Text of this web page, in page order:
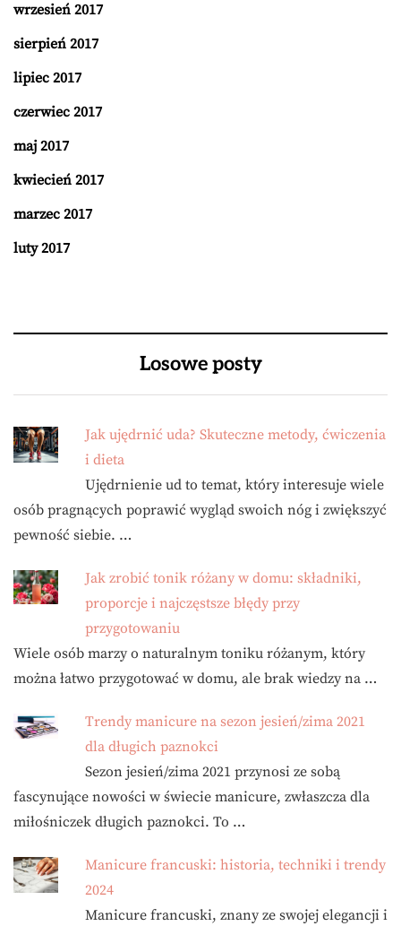
wrzesień 2017
sierpień 2017
lipiec 2017
czerwiec 2017
maj 2017
kwiecień 2017
marzec 2017
luty 2017
Losowe posty
Jak ujędrnić uda? Skuteczne metody, ćwiczenia
i dieta
Ujędrnienie ud to temat, który interesuje wiele
osób pragnących poprawić wygląd swoich nóg i zwiększyć
pewność siebie. …
Jak zrobić tonik różany w domu: składniki,
proporcje i najczęstsze błędy przy
przygotowaniu
Wiele osób marzy o naturalnym toniku różanym, który
można łatwo przygotować w domu, ale brak wiedzy na …
Trendy manicure na sezon jesień/zima 2021
dla długich paznokci
Sezon jesień/zima 2021 przynosi ze sobą
fascynujące nowości w świecie manicure, zwłaszcza dla
miłośniczek długich paznokci. To …
Manicure francuski: historia, techniki i trendy
2024
Manicure francuski, znany ze swojej elegancji i